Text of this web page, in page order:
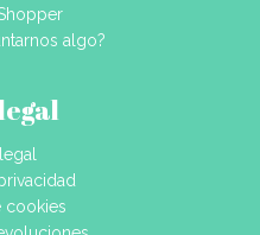
algo?
cookies